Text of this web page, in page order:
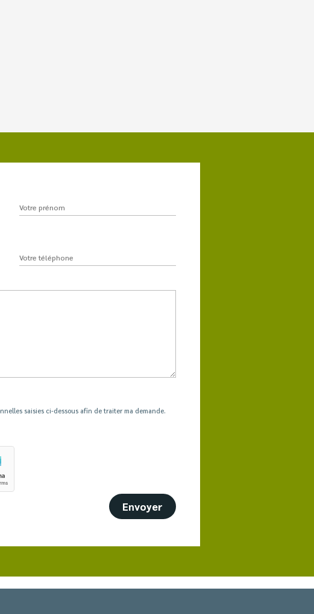
saisies ci-dessous afin de traiter ma demande.